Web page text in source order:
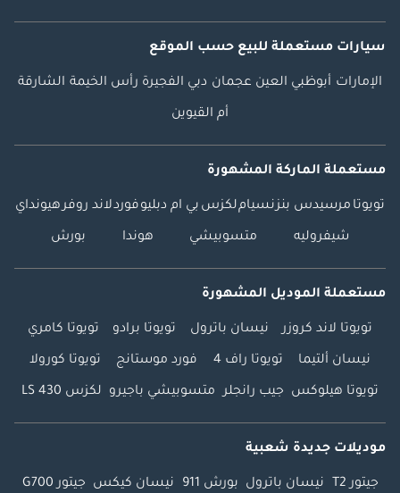
سيارات مستعملة للبيع حسب الموقع
الإمارات أبوظبي العين عجمان دبي الفجيرة رأس الخيمة الشارقة
أم القيوين
مستعملة الماركة المشهورة
تويوتا مرسيدس بنزنسياملكزس بي ام دبليوفوردلاند روفرهيونداي
شيفروليه متسوبيشي هوندا بورش
مستعملة الموديل المشهورة
تويوتا لاند كروزر نيسان باترول تويوتا برادو تويوتا كامري
نيسان ألتيما تويوتا راف 4 فورد موستانج تويوتا كورولا
تويوتا هيلوكس جيب رانجلر متسوبيشي باجيرو لكزس LS 430
موديلات جديدة شعبية
جيتور T2 نيسان باترول بورش 911 نيسان كيكس جيتور G700